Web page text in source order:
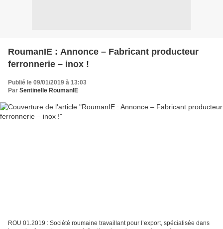
RoumanIE : Annonce – Fabricant producteur
ferronnerie – inox !
Publié le 09/01/2019 à 13:03
Par Sentinelle RoumanIE
ROU 01.2019 : Société roumaine travaillant pour l’export, spécialisée dans